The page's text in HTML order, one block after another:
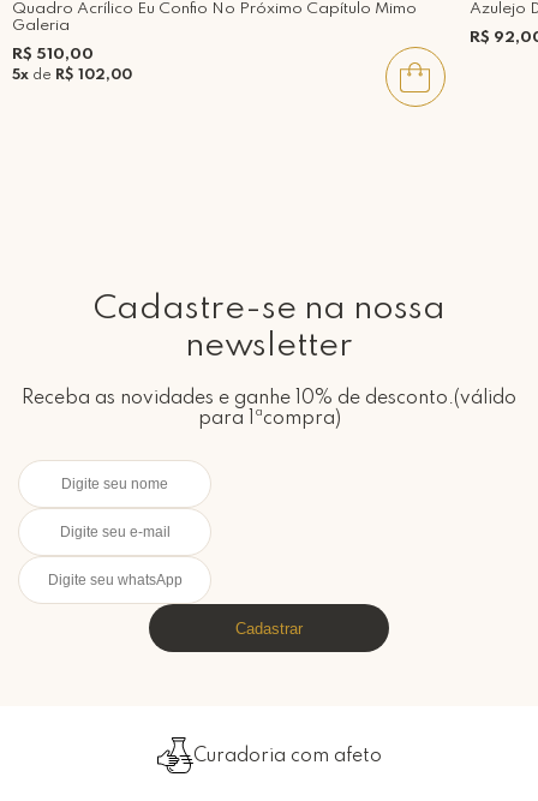
Quadro Acrílico Eu Confio No Próximo Capítulo Mimo
Galeria
R$ 510,00
5x de R$ 102,00
Azulejo
R$
Cadastre-se na nossa
newsletter
Receba as novidades e ganhe 10% de desconto.(válido
para 1ªcompra)
Cadastrar
Curadoria com afeto